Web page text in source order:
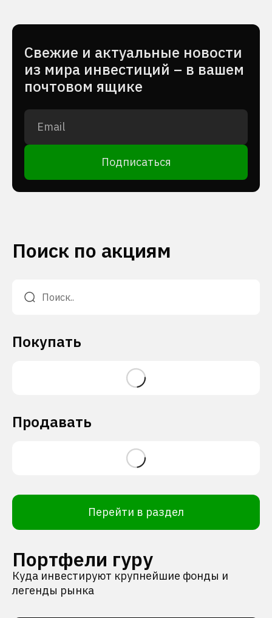
Cвежие и актуальные новости
из мира инвестиций – в вашем
почтовом ящике
Подписаться
Поиск по акциям
Покупать
Продавать
Перейти в раздел
Портфели гуру
Куда инвестируют крупнейшие фонды и
легенды рынка